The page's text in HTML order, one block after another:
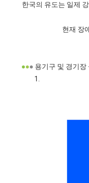
한국의 유도는 일제
현재 장
●●● 용기구 및 경기